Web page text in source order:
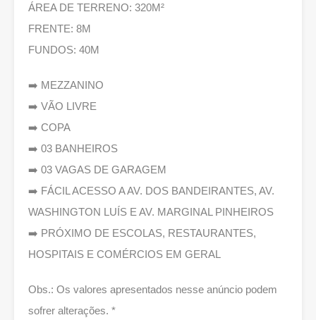
ÁREA DE TERRENO: 320M²
FRENTE: 8M
FUNDOS: 40M
➡️ MEZZANINO
➡️ VÃO LIVRE
➡️ COPA
➡️ 03 BANHEIROS
➡️ 03 VAGAS DE GARAGEM
➡️ FÁCIL ACESSO A AV. DOS BANDEIRANTES, AV.
WASHINGTON LUÍS E AV. MARGINAL PINHEIROS
➡️ PRÓXIMO DE ESCOLAS, RESTAURANTES,
HOSPITAIS E COMÉRCIOS EM GERAL
Obs.: Os valores apresentados nesse anúncio podem
sofrer alterações. *